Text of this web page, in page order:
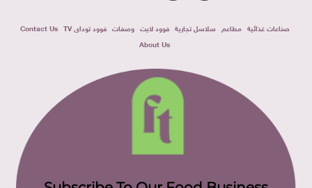
صناعات غذائية مطاعم سلاسل تجارية فوود لايت وصفات فوود توداى TV
Contact Us
About Us